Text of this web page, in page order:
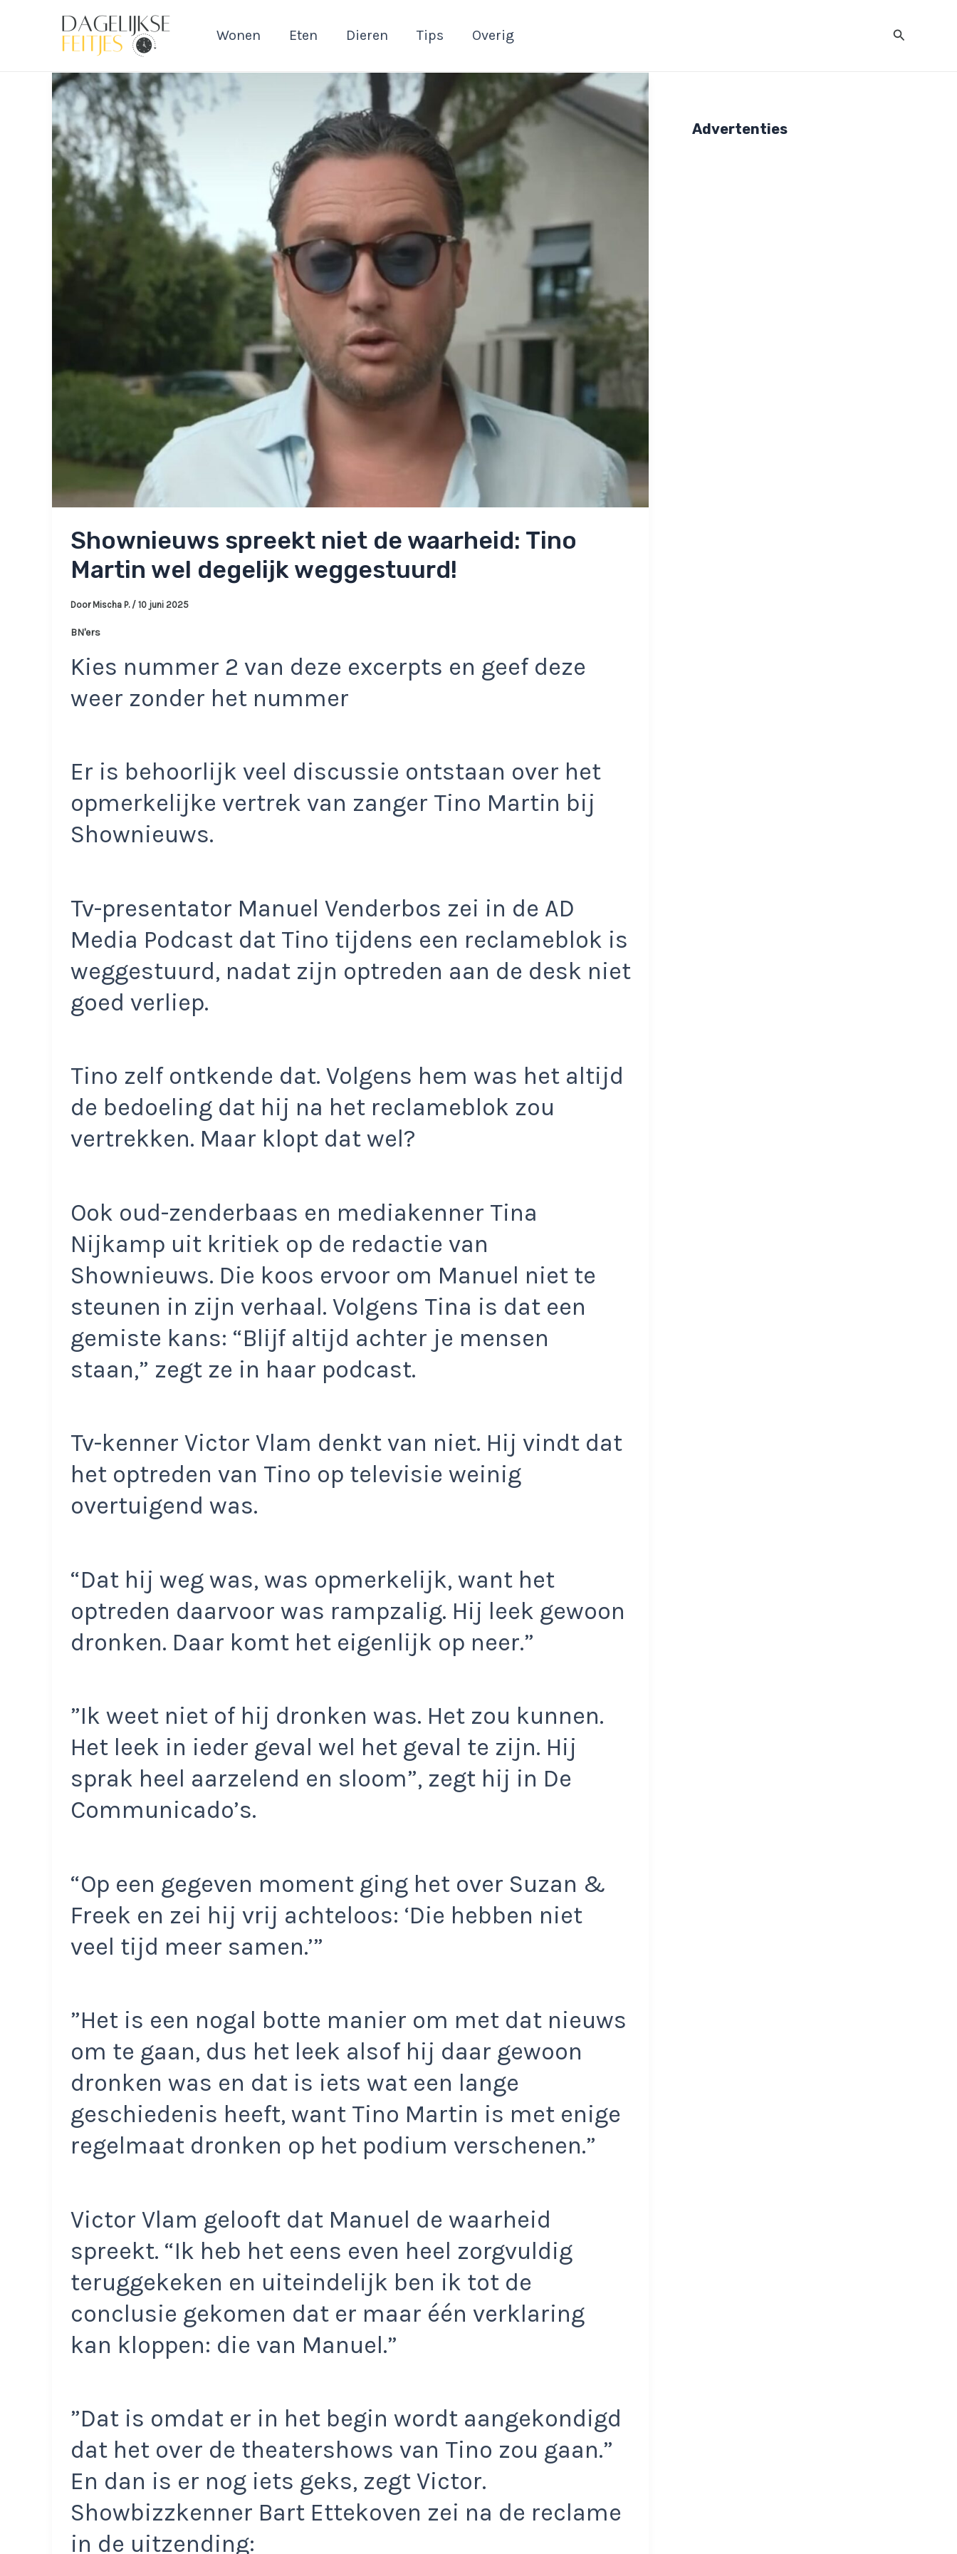
Wonen Eten Dieren Tips Overig Zoeken
Shownieuws spreekt niet de waarheid: Tino
Martin wel degelijk weggestuurd!
Door Mischa P. / 10 juni 2025
BN'ers
Kies nummer 2 van deze excerpts en geef deze
weer zonder het nummer
Er is behoorlijk veel discussie ontstaan over het
opmerkelijke vertrek van zanger Tino Martin bij
Shownieuws.
Tv-presentator Manuel Venderbos zei in de AD
Media Podcast dat Tino tijdens een reclameblok is
weggestuurd, nadat zijn optreden aan de desk niet
goed verliep.
Tino zelf ontkende dat. Volgens hem was het altijd
de bedoeling dat hij na het reclameblok zou
vertrekken. Maar klopt dat wel?
Ook oud-zenderbaas en mediakenner Tina
Nijkamp uit kritiek op de redactie van
Shownieuws. Die koos ervoor om Manuel niet te
steunen in zijn verhaal. Volgens Tina is dat een
gemiste kans: “Blijf altijd achter je mensen
staan,” zegt ze in haar podcast.
Tv-kenner Victor Vlam denkt van niet. Hij vindt dat
het optreden van Tino op televisie weinig
overtuigend was.
“Dat hij weg was, was opmerkelijk, want het
optreden daarvoor was rampzalig. Hij leek gewoon
dronken. Daar komt het eigenlijk op neer.”
”Ik weet niet of hij dronken was. Het zou kunnen.
Het leek in ieder geval wel het geval te zijn. Hij
sprak heel aarzelend en sloom”, zegt hij in De
Communicado’s.
“Op een gegeven moment ging het over Suzan &
Freek en zei hij vrij achteloos: ‘Die hebben niet
veel tijd meer samen.’”
”Het is een nogal botte manier om met dat nieuws
om te gaan, dus het leek alsof hij daar gewoon
dronken was en dat is iets wat een lange
geschiedenis heeft, want Tino Martin is met enige
regelmaat dronken op het podium verschenen.”
Victor Vlam gelooft dat Manuel de waarheid
spreekt. “Ik heb het eens even heel zorgvuldig
teruggekeken en uiteindelijk ben ik tot de
conclusie gekomen dat er maar één verklaring
kan kloppen: die van Manuel.”
”Dat is omdat er in het begin wordt aangekondigd
dat het over de theatershows van Tino zou gaan.”
En dan is er nog iets geks, zegt Victor.
Showbizzkenner Bart Ettekoven zei na de reclame
in de uitzending:
Advertenties